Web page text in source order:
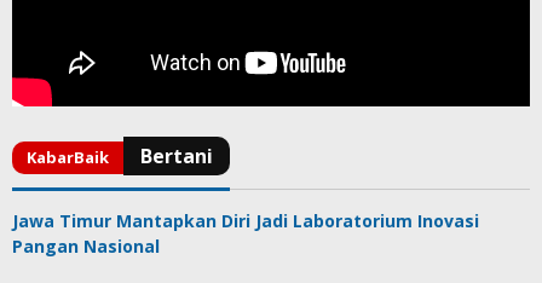
Jawa Timur Mantapkan Diri Jadi Laboratorium Inovasi
Pangan Nasional